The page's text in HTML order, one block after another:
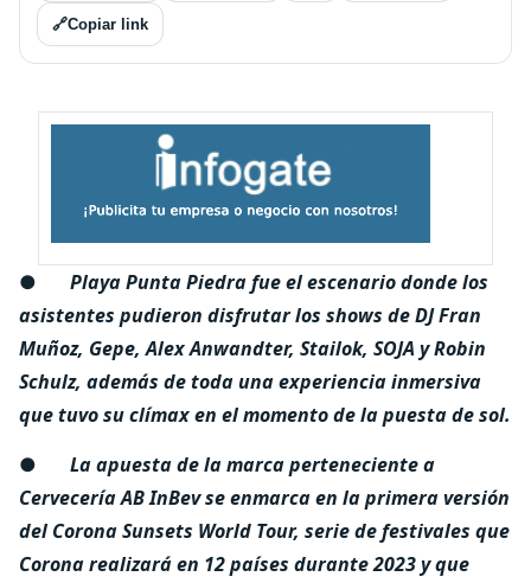
🔗Copiar link
●
Playa Punta Piedra fue el escenario donde los
asistentes pudieron disfrutar los shows de DJ Fran
Muñoz, Gepe, Alex Anwandter, Stailok, SOJA y Robin
Schulz, además de toda una experiencia inmersiva
que tuvo su clímax en el momento de la puesta de sol.
●
La apuesta de la marca perteneciente a
Cervecería AB InBev se enmarca en la primera versión
del Corona Sunsets World Tour, serie de festivales que
Corona realizará en 12 países durante 2023 y que